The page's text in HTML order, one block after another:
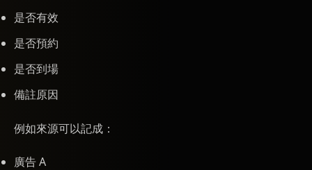
是否有效
是否預約
是否到場
備註原因
例如來源可以記成：
廣告 A